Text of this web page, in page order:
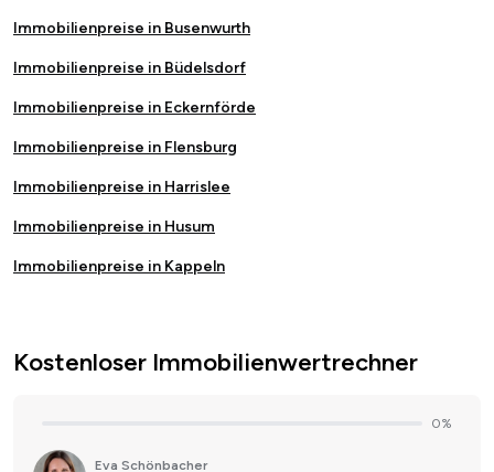
Immobilienpreise in Busenwurth
Immobilienpreise in Büdelsdorf
Immobilienpreise in Eckernförde
Immobilienpreise in Flensburg
Immobilienpreise in Harrislee
Immobilienpreise in Husum
Immobilienpreise in Kappeln
Kostenloser Immobilienwertrechner